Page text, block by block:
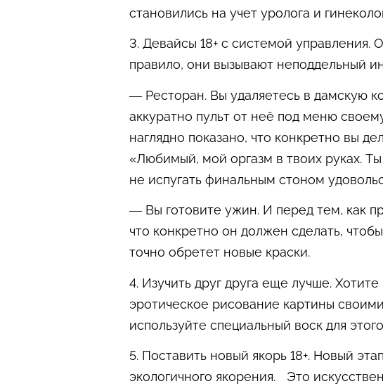
становились на учет уролога и
3. Девайсы 18+ с системой управления.
правило, они вызывают неподдельный
— Ресторан. Вы удаляетесь в дамскую
аккуратно пульт от неё под меню
наглядно показано, что конкретно вы
«Любимый, мой оргазм в твоих руках.
не испугать финальным стоном
— Вы готовите ужин. И перед тем, как
что конкретно он должен сделать,
точно обретет новые краски.
4. Изучить друг друга еще лучше.
эротическое рисование картины
используйте специальный воск для
5. Поставить новый якорь 18+. Новый
экологичного якорения. Это